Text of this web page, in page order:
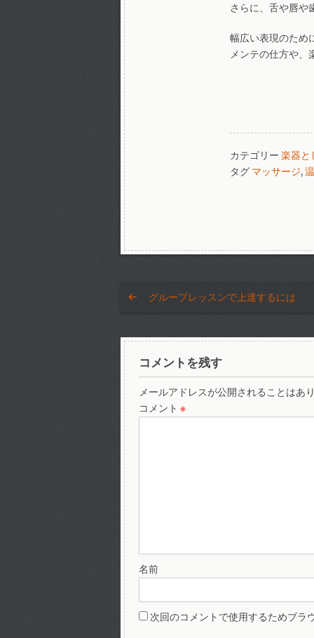
さらに、舌や唇や
幅広い表現のため
メンテの仕方や、
カテゴリー 楽器と
タグ マッサージ,
グループレッスンで上達するには
コメントを残す
メールアドレスが公開されることはあ
コメント ※
名前
次回のコメントで使用するためブラ